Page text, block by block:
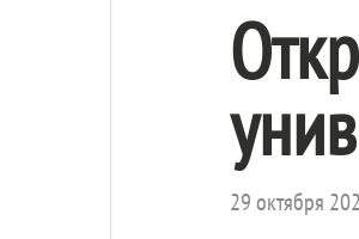
29 октября